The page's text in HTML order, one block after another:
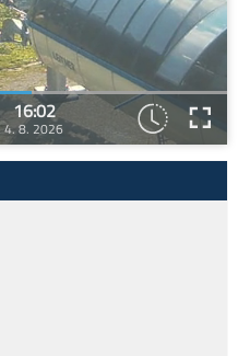
16:02
4. 8. 2026